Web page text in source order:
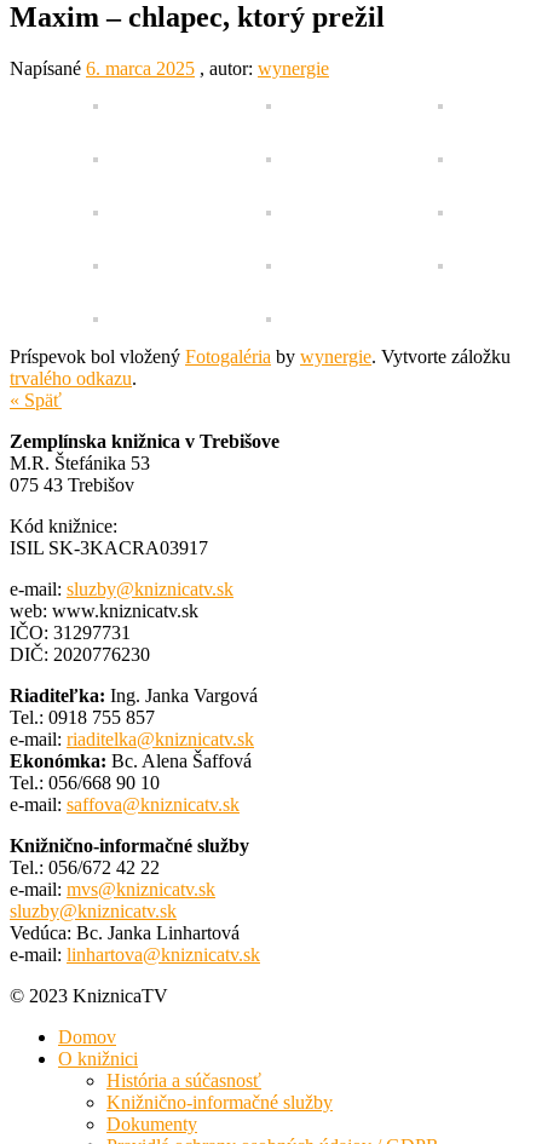
Maxim – chlapec, ktorý prežil
Napísané 6. marca 2025 , autor: wynergie
Príspevok bol vložený Fotogaléria by wynergie. Vytvorte záložku
trvalého odkazu.
« Späť
Zemplínska knižnica v Trebišove
M.R. Štefánika 53
075 43 Trebišov
Kód knižnice:
ISIL SK-3KACRA03917
e-mail: sluzby@kniznicatv.sk
web: www.kniznicatv.sk
IČO: 31297731
DIČ: 2020776230
Riaditeľka: Ing. Janka Vargová
Tel.: 0918 755 857
e-mail: riaditelka@kniznicatv.sk
Ekonómka: Bc. Alena Šaffová
Tel.: 056/668 90 10
e-mail: saffova@kniznicatv.sk
Knižnično-informačné služby
Tel.: 056/672 42 22
e-mail: mvs@kniznicatv.sk
sluzby@kniznicatv.sk
Vedúca: Bc. Janka Linhartová
e-mail: linhartova@kniznicatv.sk
© 2023 KniznicaTV
Domov
O knižnici
História a súčasnosť
Knižnično-informačné služby
Dokumenty